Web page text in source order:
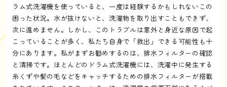
ラム式洗濯機を使っていると、一度は経験するかもしれないこの
困った状況。水が抜けないと、洗濯物を取り出すこともできず、
次に進めません。しかし、このトラブルは意外と身近な原因で起
こっていることが多く、私たち自身で「救出」できる可能性も十
分にあります。私がまずお勧めするのは、排水フィルターの確認
と清掃です。ほとんどのドラム式洗濯機には、洗濯中に発生する
糸くずや髪の毛などをキャッチするための排水フィルターが搭載